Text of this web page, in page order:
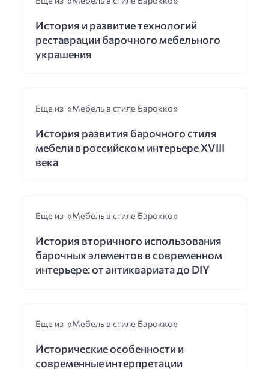
История и развитие технологий
реставрации барочного мебельного
украшения
Еще из «Мебель в стиле Барокко»
История развития барочного стиля
мебели в российском интерьере XVIII
века
Еще из «Мебель в стиле Барокко»
История вторичного использования
барочных элементов в современном
интерьере: от антиквариата до DIY
Еще из «Мебель в стиле Барокко»
Исторические особенности и
современные интерпретации